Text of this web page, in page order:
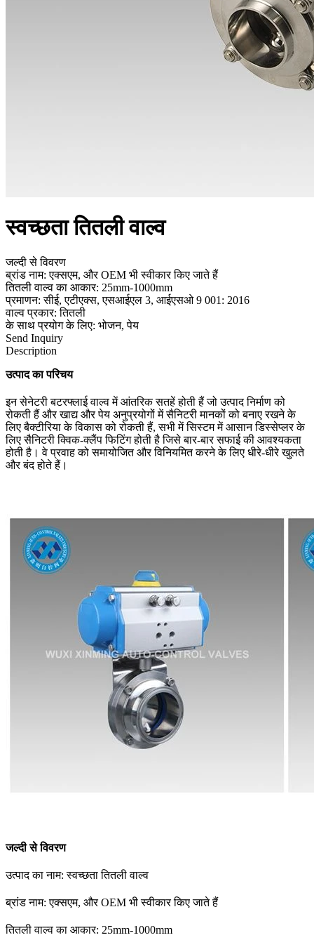
स्वच्छता तितली वाल्व
जल्दी से विवरण
ब्रांड नाम: एक्सएम, और OEM भी स्वीकार किए जाते हैं
तितली वाल्व का आकार: 25mm-1000mm
प्रमाणन: सीई, एटीएक्स, एसआईएल 3, आईएसओ 9 001: 2016
वाल्व प्रकार: तितली
के साथ प्रयोग के लिए: भोजन, पेय
Send Inquiry
Description
उत्पाद का परिचय
इन सेनेटरी बटरफ्लाई वाल्व में आंतरिक सतहें होती हैं जो उत्पाद निर्माण को
रोकती हैं और खाद्य और पेय अनुप्रयोगों में सैनिटरी मानकों को बनाए रखने के
लिए बैक्टीरिया के विकास को रोकती हैं, सभी में सिस्टम में आसान डिस्सेप्लर के
लिए सैनिटरी क्विक-क्लैंप फिटिंग होती है जिसे बार-बार सफाई की आवश्यकता
होती है। वे प्रवाह को समायोजित और विनियमित करने के लिए धीरे-धीरे खुलते
और बंद होते हैं।
जल्दी से विवरण
उत्पाद का नाम: स्वच्छता तितली वाल्व
ब्रांड नाम: एक्सएम, और OEM भी स्वीकार किए जाते हैं
तितली वाल्व का आकार: 25mm-1000mm